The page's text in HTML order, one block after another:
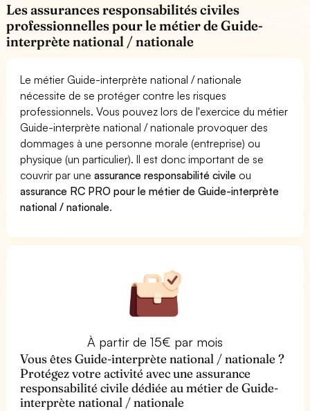
Les assurances responsabilités civiles
professionnelles pour le métier de Guide-
interprète national / nationale
Le métier Guide-interprète national / nationale
nécessite de se protéger contre les risques
professionnels. Vous pouvez lors de l'exercice du métier
Guide-interprète national / nationale provoquer des
dommages à une personne morale (entreprise) ou
physique (un particulier). Il est donc important de se
couvrir par uneassurance responsabilité civile ou
assurance RC PRO pour le métier de Guide-interprète
national / nationale.
À partir de 15€ par mois
Vous êtes Guide-interprète national / nationale ?
Protégez votre activité avec une assurance
responsabilité civile dédiée au métier de Guide-
interprète national / nationale